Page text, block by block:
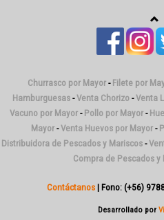
Churrasco por Mayor- Filete por
Hamburguesas -Venta Chorizo -Venta
Vacuno por Mayor - Pollo por Mayor -
Mayor-Venta Huevos por Mayor-
Distribuidora de Pescados y Mariscos-
Compra de Pescados y
Contáctanos| Fono: (+56)
Desarrollado por